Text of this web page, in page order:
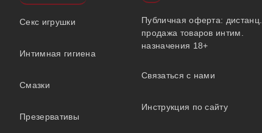
Секс игрушки
Интимная гигиена
Смазки
Презервативы
Публичная оферта: дистанц.
продажа товаров интим.
назначения 18+
Связаться с нами
Инструкция по сайту